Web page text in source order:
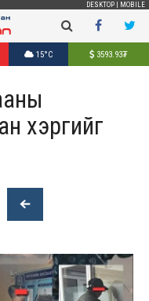
DESKTOP MOBILE
15°C 3593.93₮
хэргийг